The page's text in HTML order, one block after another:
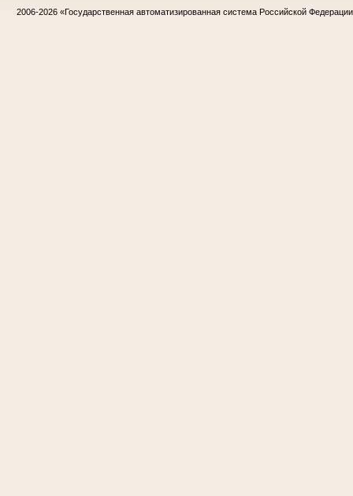
2006-2026 «Государственная автоматизированная система Российской